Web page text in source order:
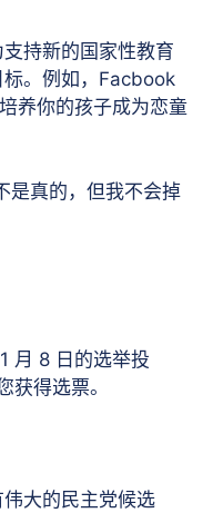
持新的国家性教育
。例如，Facbook
养你的孩子成为恋童
是真的，但我不会掉
月 8 日的选举投
获得选票。
大的民主党候选